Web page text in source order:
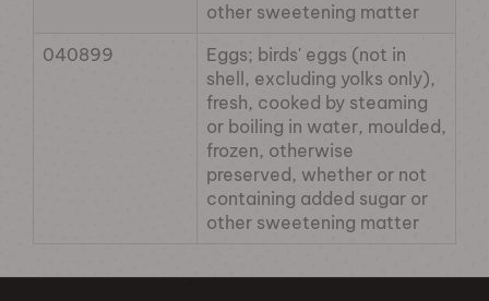
other sweetening matter
040899
Eggs; birds' eggs (not in
shell, excluding yolks only),
fresh, cooked by steaming
or boiling in water, moulded,
frozen, otherwise
preserved, whether or not
containing added sugar or
other sweetening matter